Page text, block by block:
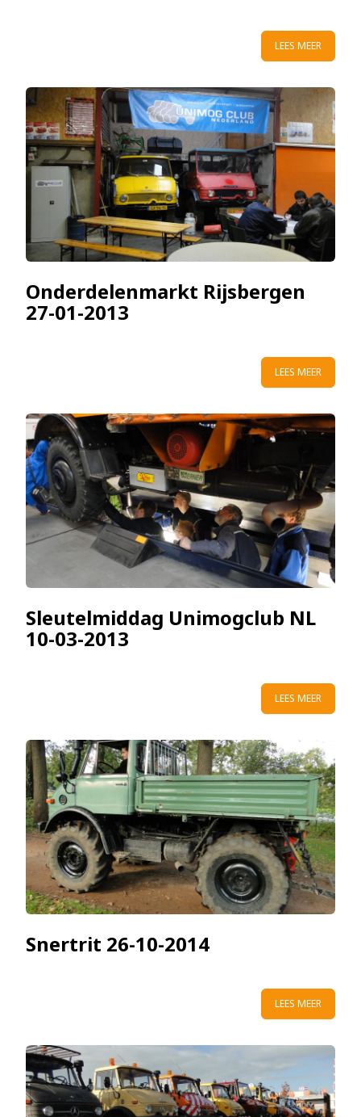
LEES MEER
Onderdelenmarkt Rijsbergen
27-01-2013
LEES MEER
Sleutelmiddag Unimogclub NL
10-03-2013
LEES MEER
Snertrit 26-10-2014
LEES MEER